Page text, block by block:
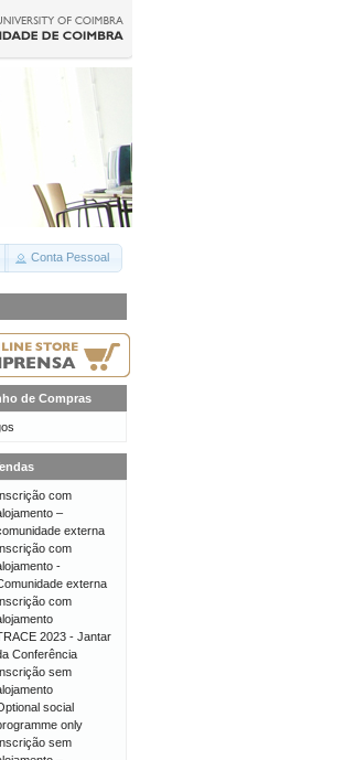
Conta Pessoal
de Compras
com
–
externa
com
-
externa
com
2023 - Jantar
Conferência
sem
social
only
sem